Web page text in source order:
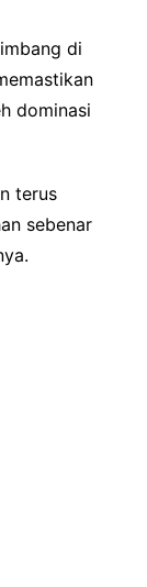
di
dominasi
terus
sebenar